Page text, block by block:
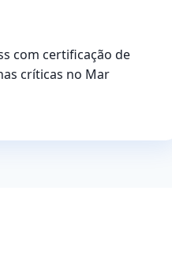
com certificação de
críticas no Mar